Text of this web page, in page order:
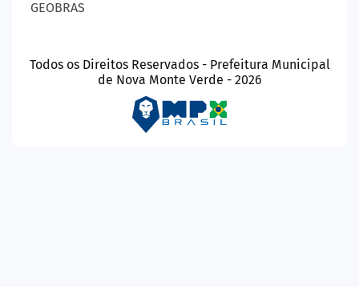
GEOBRAS
Todos os Direitos Reservados - Prefeitura Municipal
de Nova Monte Verde - 2026